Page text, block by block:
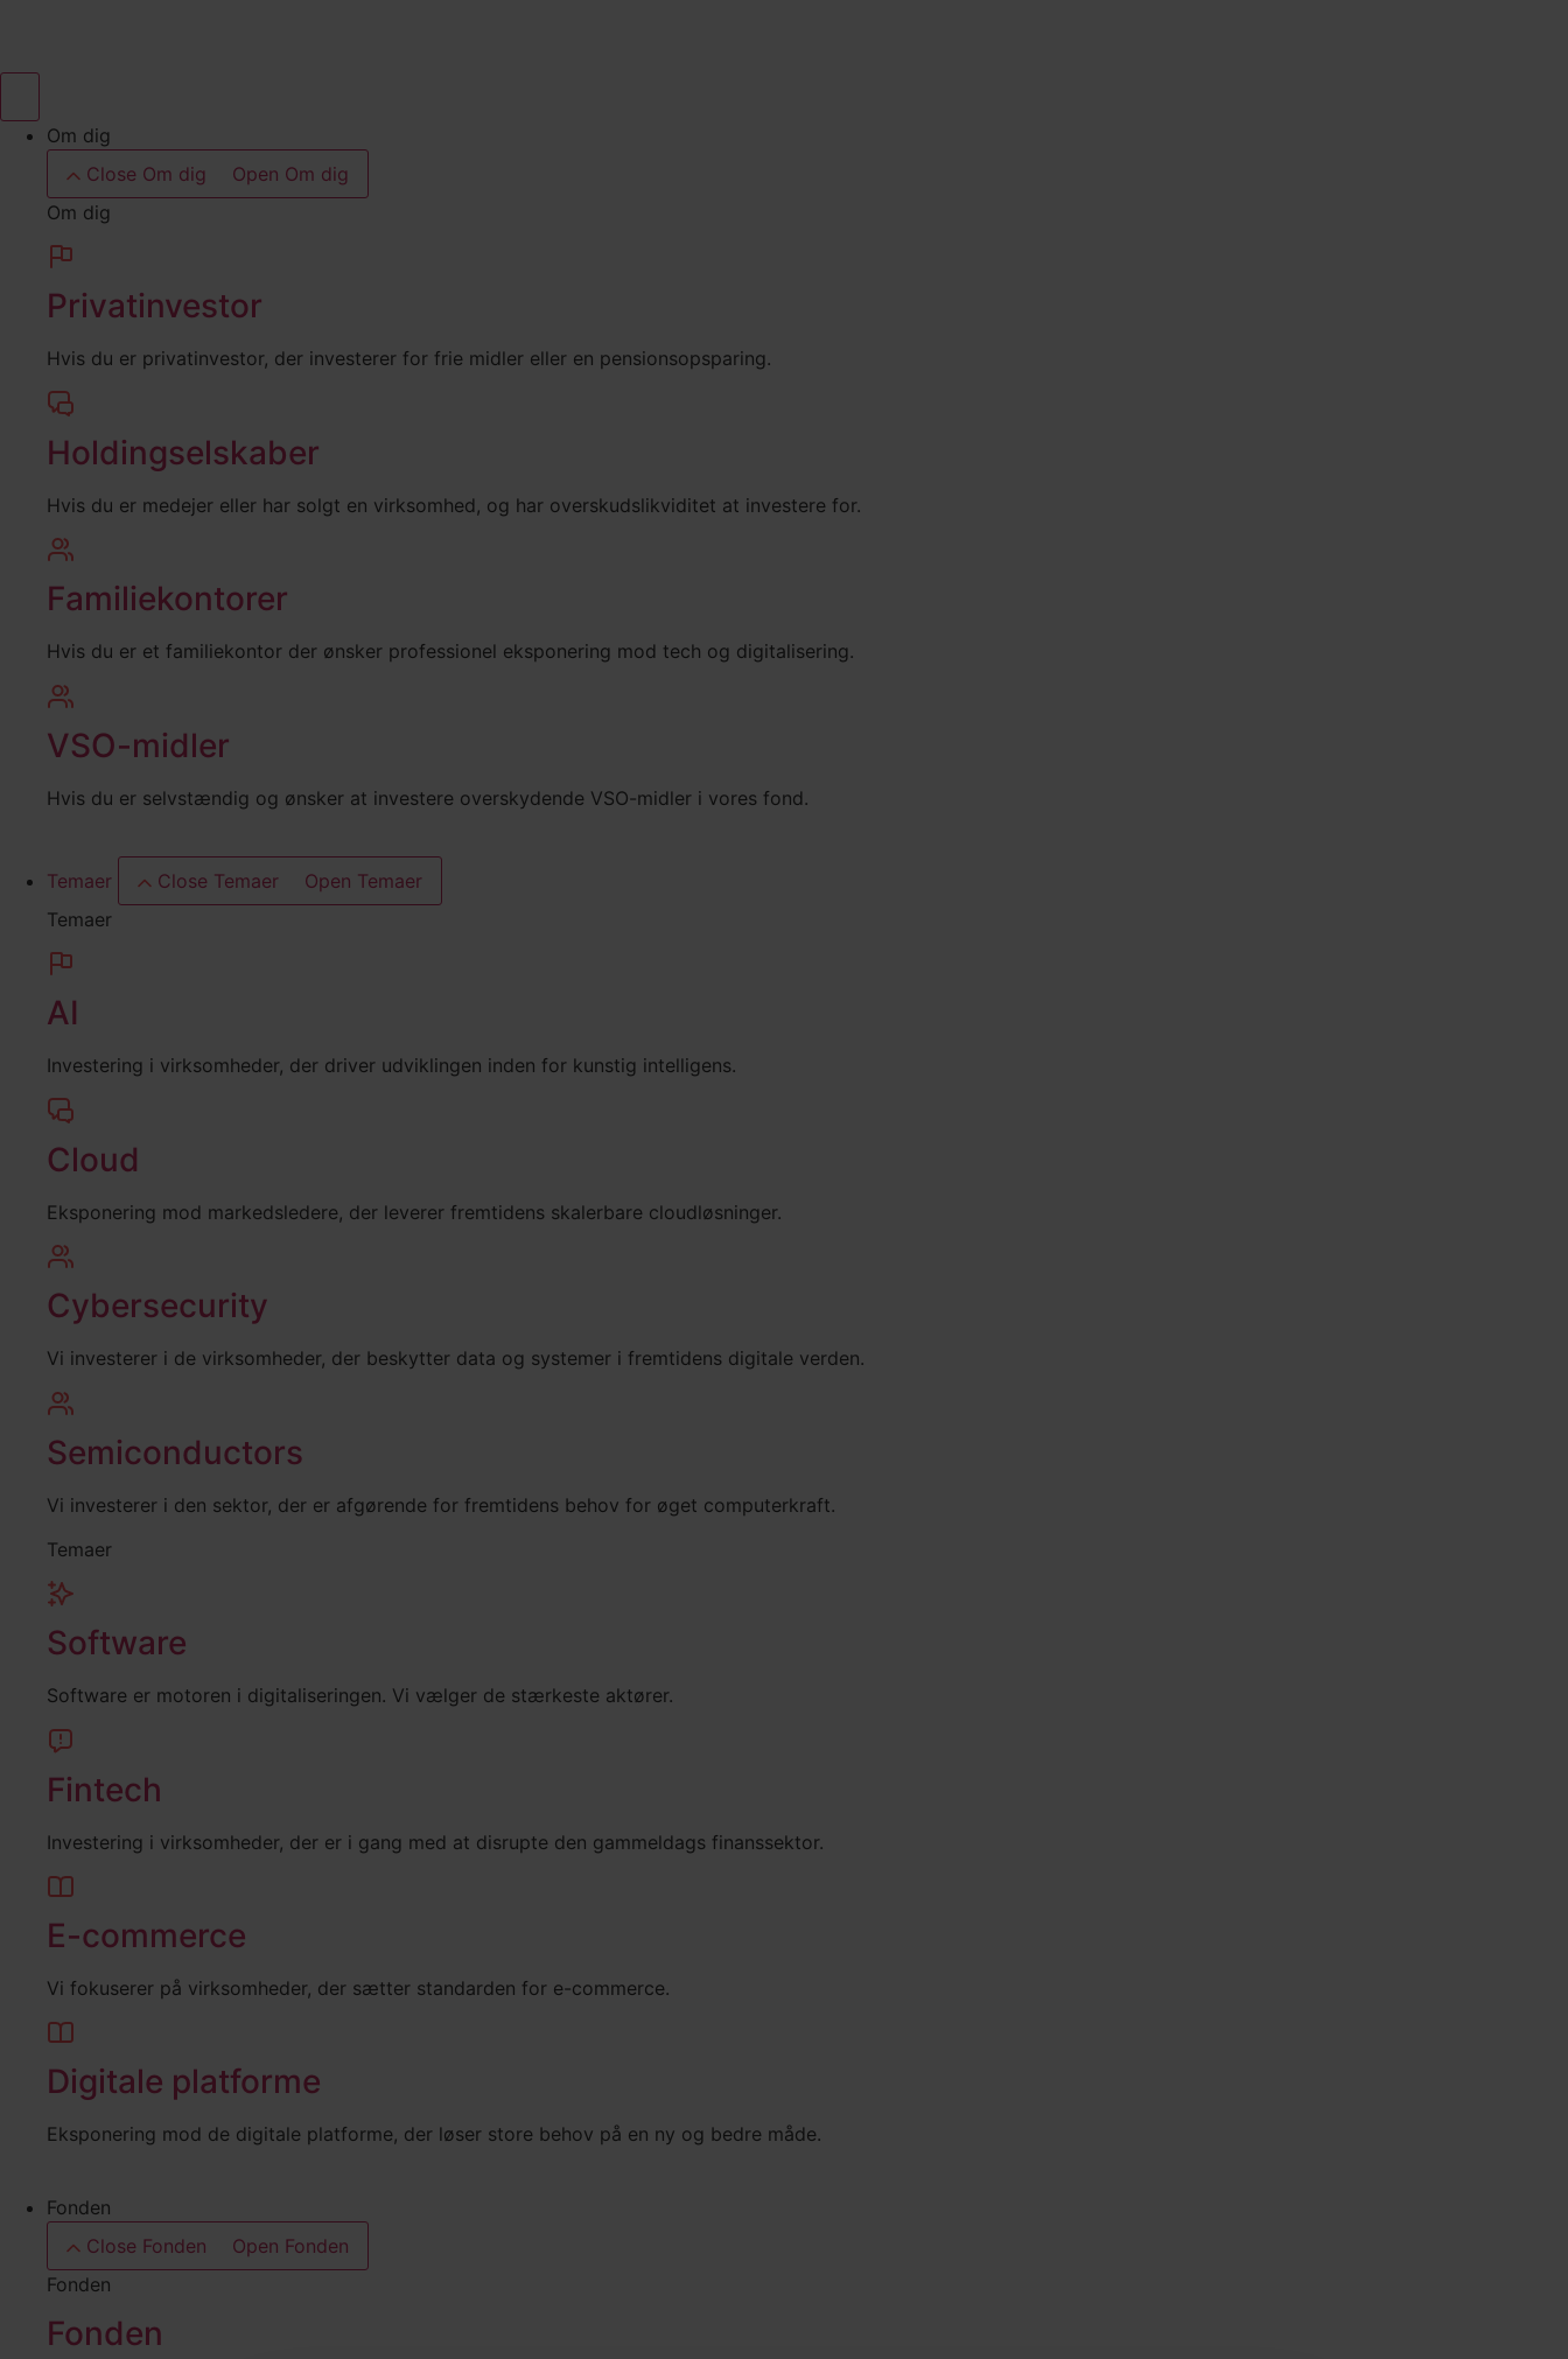
indhold
Om dig
Close Om dig
Open Om dig
Om dig
Privatinvestor
Hvis du er privatinvestor, der investerer for frie midler eller en pensionsopsparing.
Holdingselskaber
Hvis du er medejer eller har solgt en virksomhed, og har overskudslikviditet at investere for.
Familiekontorer
Hvis du er et familiekontor der ønsker professionel eksponering mod tech og digitalisering.
VSO-midler
Hvis du er selvstændig og ønsker at investere overskydende VSO-midler i vores fond.
Temaer Close Temaer
Open Temaer
Temaer
AI
Investering i virksomheder, der driver udviklingen inden for kunstig intelligens.
Cloud
Eksponering mod markedsledere, der leverer fremtidens skalerbare cloudløsninger.
Cybersecurity
Vi investerer i de virksomheder, der beskytter data og systemer i fremtidens digitale verden.
Semiconductors
Vi investerer i den sektor, der er afgørende for fremtidens behov for øget computerkraft.
Temaer
Software
Software er motoren i digitaliseringen. Vi vælger de stærkeste aktører.
Fintech
Investering i virksomheder, der er i gang med at disrupte den gammeldags finanssektor.
E-commerce
Vi fokuserer på virksomheder, der sætter standarden for e-commerce.
Digitale platforme
Eksponering mod de digitale platforme, der løser store behov på en ny og bedre måde.
Fonden
Close Fonden
Open Fonden
Fonden
Fonden